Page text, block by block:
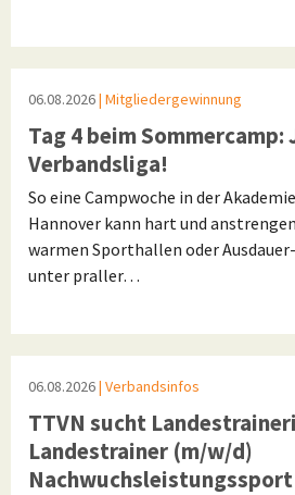
06.08.2026| Mitgliedergewinnung
Tag 4 beim
Verbandsliga!
So eine Campwoche in der
Hannover kann hart und
warmen Sporthallen oder
unter praller…
06.08.2026| Verbandsinfos
TTVN sucht
Landestrainer (m/w/d)
Nachwuchsleistungssport